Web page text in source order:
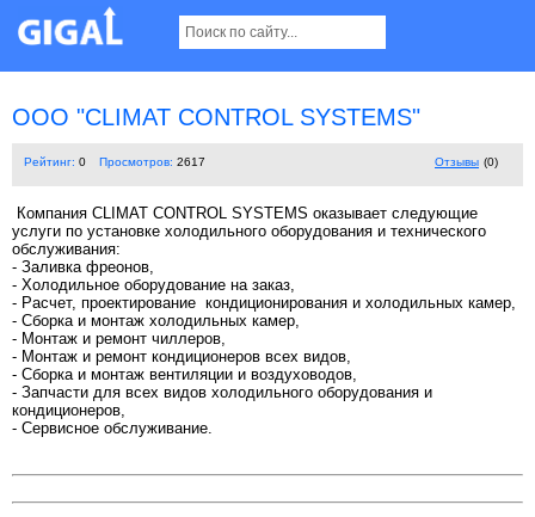
OOO "CLIMAT CONTROL SYSTEMS"
Рейтинг: 0 Просмотров: 2617 Отзывы (0)
Компания CLIMAT CONTROL SYSTEMS оказывает следующие
услуги по установке холодильного оборудования и технического
обслуживания:
- Заливка фреонов,
- Холодильное оборудование на заказ,
- Расчет, проектирование кондиционирования и холодильных камер,
- Сборка и монтаж холодильных камер,
- Монтаж и ремонт чиллеров,
- Монтаж и ремонт кондиционеров всех видов,
- Сборка и монтаж вентиляции и воздуховодов,
- Запчасти для всех видов холодильного оборудования и
кондиционеров,
- Сервисное обслуживание.